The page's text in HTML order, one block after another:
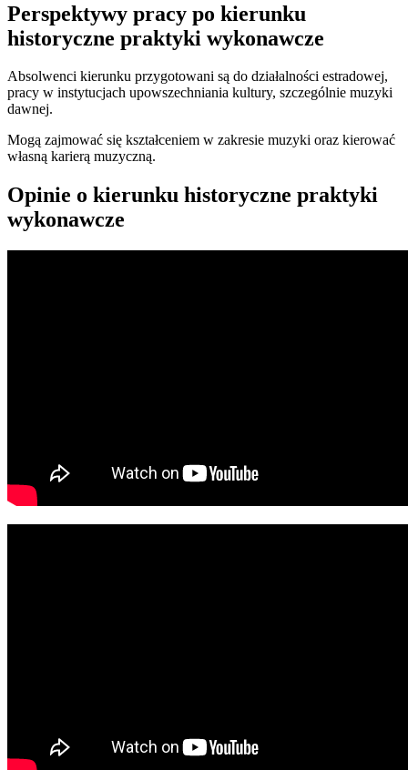
Perspektywy pracy po kierunku
historyczne praktyki wykonawcze
Absolwenci kierunku przygotowani są do działalności estradowej,
pracy w instytucjach upowszechniania kultury, szczególnie muzyki
dawnej.
Mogą zajmować się kształceniem w zakresie muzyki oraz kierować
własną karierą muzyczną.
Opinie o kierunku historyczne praktyki
wykonawcze